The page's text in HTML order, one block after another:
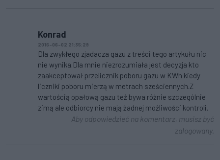
Konrad
2016-06-02 21:35:29
Dla zwykłego zjadacza gazu z treści tego artykułu nic
nie wynika.Dla mnie niezrozumiała jest decyzja kto
zaakceptował przelicznik poboru gazu w KWh kiedy
liczniki poboru mierzą w metrach sześciennych.Z
wartością opałową gazu też bywa różnie szczególnie
zimą ale odbiorcy nie mają żadnej możliwości kontroli.
Aby odpowiedzieć na komentarz, musisz być
zalogowany.